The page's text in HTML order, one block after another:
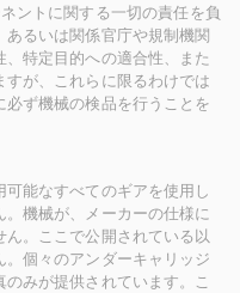
ントに関する一切の責任を負
るいは関係官庁や規制機関
特定目的への適合性、また
が、これらに限るわけでは
ず機械の検品を行うことを
能なすべてのギアを使用し
機械が、メーカーの仕様に
。ここで公開されている以
個々のアンダーキャリッジ
みが提供されています。こ